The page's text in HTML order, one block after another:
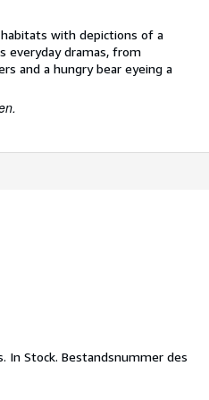
with depictions of a
everyday dramas, from
and a hungry bear eyeing a
In Stock. Bestandsnummer des